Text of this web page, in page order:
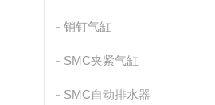
销钉气缸
SMC夹紧气缸
SMC自动排水器